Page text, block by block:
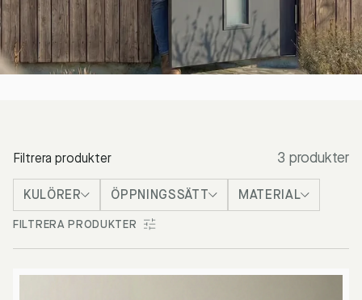
Filtrera produkter 3 produkter
KULÖRER ÖPPNINGSSÄTT MATERIAL
FILTRERA PRODUKTER